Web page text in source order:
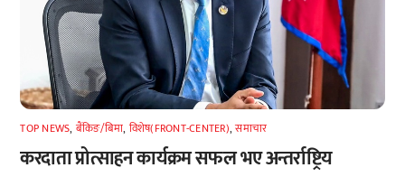
TOP NEWS, बैंकिङ/बिमा, विशेष(FRONT-CENTER),समाचार
करदाता प्रोत्साहन कार्यक्रम सफल भए अन्तर्राष्ट्रिय